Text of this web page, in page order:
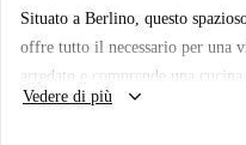
Situato a Berlino, questo
offre tutto il necessario per una
arredato e comprende una
elettrodomestici moderni come
Vedere di più keyboard_arrow_down